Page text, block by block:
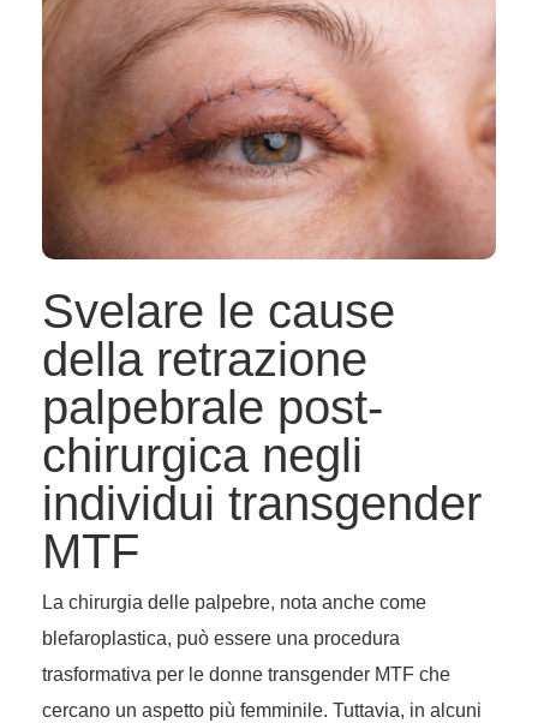
Svelare le cause
della retrazione
palpebrale post-
chirurgica negli
individui transgender
MTF
La chirurgia delle palpebre, nota anche come
blefaroplastica, può essere una procedura
trasformativa per le donne transgender MTF che
cercano un aspetto più femminile. Tuttavia, in alcuni